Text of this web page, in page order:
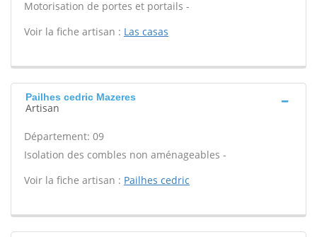
Motorisation de portes et portails -
Voir la fiche artisan : Las casas
Pailhes cedric Mazeres
Artisan
Département: 09
Isolation des combles non aménageables -
Voir la fiche artisan : Pailhes cedric